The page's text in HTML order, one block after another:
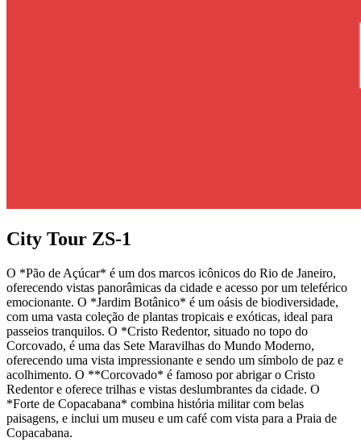
City Tour ZS-1
O *Pão de Açúcar* é um dos marcos icônicos do Rio de Janeiro,
oferecendo vistas panorâmicas da cidade e acesso por um teleférico
emocionante. O *Jardim Botânico* é um oásis de biodiversidade,
com uma vasta coleção de plantas tropicais e exóticas, ideal para
passeios tranquilos. O *Cristo Redentor, situado no topo do
Corcovado, é uma das Sete Maravilhas do Mundo Moderno,
oferecendo uma vista impressionante e sendo um símbolo de paz e
acolhimento. O **Corcovado* é famoso por abrigar o Cristo
Redentor e oferece trilhas e vistas deslumbrantes da cidade. O
*Forte de Copacabana* combina história militar com belas
paisagens, e inclui um museu e um café com vista para a Praia de
Copacabana.